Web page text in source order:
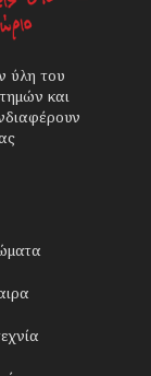
ύλη του
και